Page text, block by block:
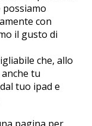
con
il gusto di
che, allo
tu
tuo ipad e